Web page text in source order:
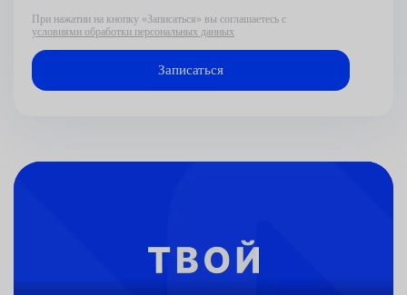
При нажатии на кнопку «Записаться» вы соглашаетесь с
условиями обработки персональных данных